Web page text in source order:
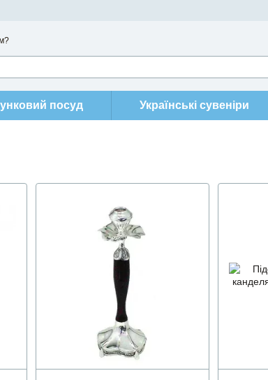
посуд Українські сувеніри